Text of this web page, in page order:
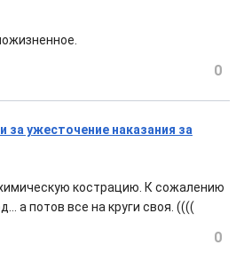
0
за ужесточение наказания за
кострацию. К сожалению
а потов все на круги своя. ((((
0